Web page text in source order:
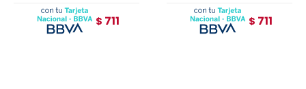
$ 711 $ 711